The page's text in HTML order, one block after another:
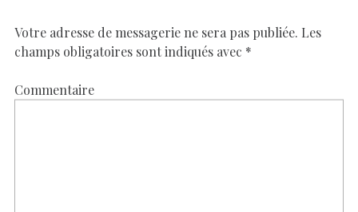
Votre adresse de messagerie ne sera pas publiée. Les
champs obligatoires sont indiqués avec *
Commentaire